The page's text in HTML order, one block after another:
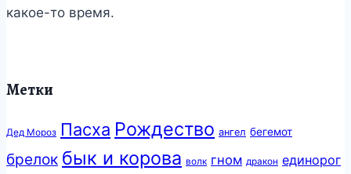
какое-то время.
Метки
Дед Мороз Пасха Рождество ангел бегемот
брелок бык и корова волк гном дракон единорог